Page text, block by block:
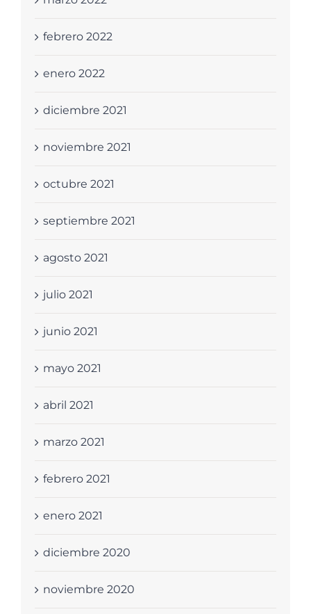
febrero 2022
enero 2022
diciembre 2021
noviembre 2021
octubre 2021
septiembre 2021
agosto 2021
julio 2021
junio 2021
mayo 2021
abril 2021
marzo 2021
febrero 2021
enero 2021
diciembre 2020
noviembre 2020